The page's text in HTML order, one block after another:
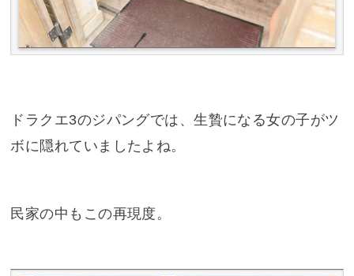
ドラクエ3のジパングでは、生贄になる女の子がツ
ボに隠れていましたよね。
民家の中もこの再現度。